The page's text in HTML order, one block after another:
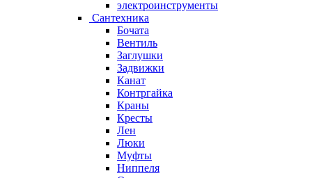
электроинструменты
Сантехника
Бочата
Вентиль
Заглушки
Задвижки
Канат
Контргайка
Краны
Кресты
Лен
Люки
Муфты
Ниппеля